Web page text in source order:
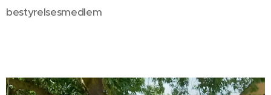
bestyrelsesmedlem